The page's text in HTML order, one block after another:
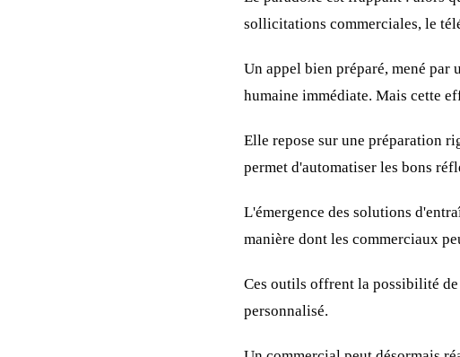
sollicitations commerciales, le
Un appel bien préparé, mené
humaine immédiate. Mais cette
Elle repose sur une préparation
permet d'automatiser les bons
L'émergence des solutions
manière dont les commerciaux
Ces outils offrent la possibilité
personnalisé.